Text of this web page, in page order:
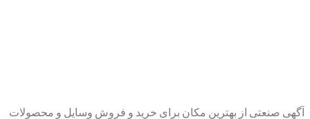
آگهی صنعتی از بهترین مکان برای خرید و فروش وسایل و محصولات